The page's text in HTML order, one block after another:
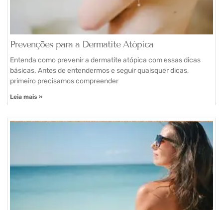
Prevenções para a Dermatite Atópica
Entenda como prevenir a dermatite atópica com essas dicas
básicas. Antes de entendermos e seguir quaisquer dicas,
primeiro precisamos compreender
Leia mais »